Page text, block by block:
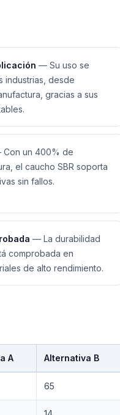
— Su uso se
industrias, desde
gracias a sus
Con un 400% de
el caucho SBR soporta
sin fallos.
— La durabilidad
comprobada en
de alto rendimiento.
A Alternativa B
65